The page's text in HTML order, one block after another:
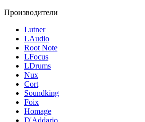
Производители
Lutner
LAudio
Root Note
LFocus
LDrums
Nux
Cort
Soundking
Foix
Homage
D'Addario